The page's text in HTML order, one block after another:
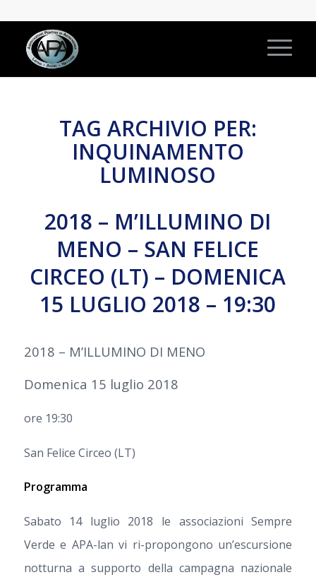
TAG ARCHIVIO PER:
INQUINAMENTO
LUMINOSO
2018 – M’ILLUMINO DI
MENO – SAN FELICE
CIRCEO (LT) – DOMENICA
15 LUGLIO 2018 – 19:30
2018 – M’ILLUMINO DI MENO
Domenica 15 luglio 2018
ore 19:30
San Felice Circeo (LT)
Programma
Sabato 14 luglio 2018 le associazioni Sempre
Verde e APA-lan vi ri-propongono un’escursione
notturna a supporto della campagna nazionale